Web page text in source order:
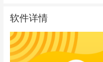
软件详情